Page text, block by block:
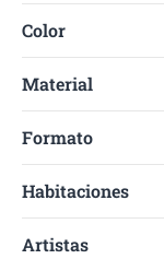
Color
Material
Formato
Habitaciones
Artistas